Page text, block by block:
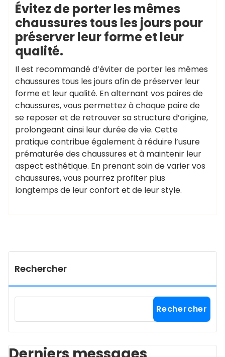
Évitez de porter les mêmes
chaussures tous les jours pour
préserver leur forme et leur
qualité.
Il est recommandé d’éviter de porter les mêmes
chaussures tous les jours afin de préserver leur
forme et leur qualité. En alternant vos paires de
chaussures, vous permettez à chaque paire de
se reposer et de retrouver sa structure d’origine,
prolongeant ainsi leur durée de vie. Cette
pratique contribue également à réduire l’usure
prématurée des chaussures et à maintenir leur
aspect esthétique. En prenant soin de varier vos
chaussures, vous pourrez profiter plus
longtemps de leur confort et de leur style.
Rechercher
Rechercher